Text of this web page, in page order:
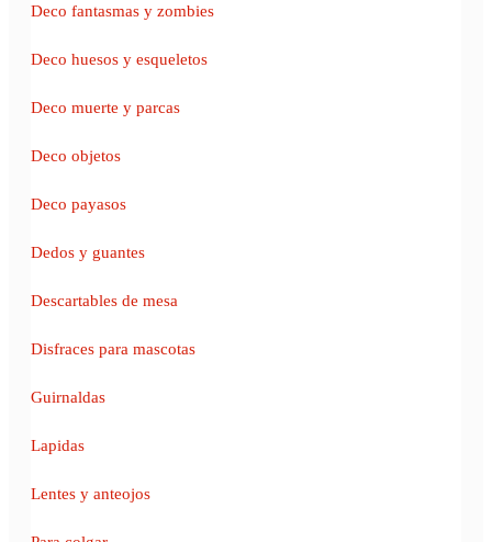
Deco fantasmas y zombies
Deco huesos y esqueletos
Deco muerte y parcas
Deco objetos
Deco payasos
Dedos y guantes
Descartables de mesa
Disfraces para mascotas
Guirnaldas
Lapidas
Lentes y anteojos